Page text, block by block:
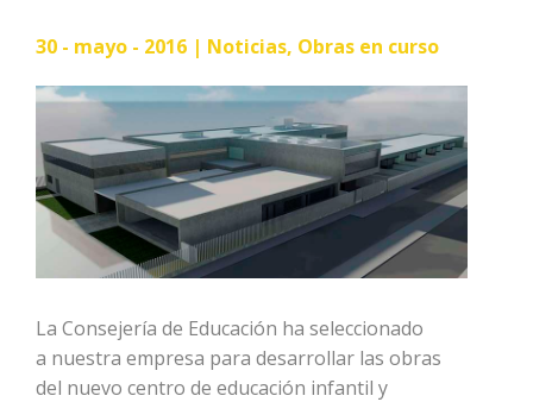
30 - mayo - 2016 | Noticias, Obras en curso
La Consejería de Educación ha seleccionado
a nuestra empresa para desarrollar las obras
del nuevo centro de educación infantil y